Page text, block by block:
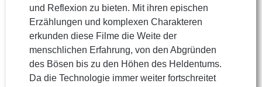
und Reflexion zu bieten. Mit ihren epischen
Erzählungen und komplexen Charakteren
erkunden diese Filme die Weite der
menschlichen Erfahrung, von den Abgründen
des Bösen bis zu den Höhen des Heldentums.
Da die Technologie immer weiter fortschreitet